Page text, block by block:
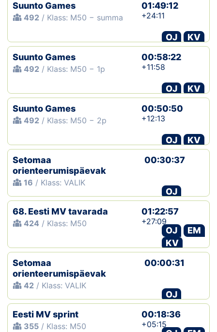
Suunto Games
492 / Klass: M50 − summa
01:49:12
+24:11
OJ
KV
Suunto Games
492 / Klass: M50 − 1p
00:58:22
+11:58
OJ
KV
Suunto Games
492 / Klass: M50 − 2p
00:50:50
+12:13
OJ
KV
Setomaa
orienteerumispäevak
16 / Klass: VALIK
00:30:37
OJ
68. Eesti MV tavarada
424 / Klass: M50
01:22:57
+27:09
OJ
EM
KV
Setomaa
orienteerumispäevak
42 / Klass: VALIK
00:00:31
OJ
Eesti MV sprint
355 / Klass: M50
00:18:36
+05:15